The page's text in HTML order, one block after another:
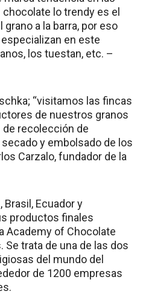
lo trendy es el
grano a la barra, por eso
en este
los tuestan, etc. –
“visitamos las fincas
de nuestros granos
recolección de
y embolsado de los
Carzalo, fundador de la
Brasil, Ecuador y
productos finales
Academy of Chocolate
Se trata de una de las dos
del mundo del
de 1200 empresas